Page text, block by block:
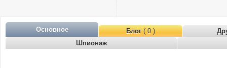
Основное Блог( 0 )
Шпионаж